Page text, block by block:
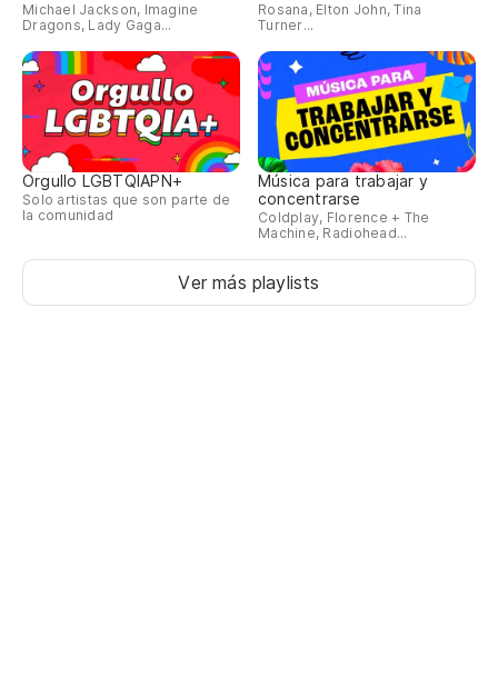
Michael Jackson, Imagine
Dragons, Lady Gaga...
Rosana, Elton John, Tina
Turner...
Orgullo LGBTQIAPN+
Solo artistas que son parte de
la comunidad
Música para trabajar y
concentrarse
Coldplay, Florence + The
Machine, Radiohead...
Ver más playlists